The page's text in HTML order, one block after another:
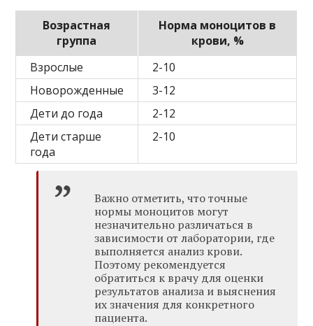
Возрастная
группа
Норма моноцитов в
крови, %
Взрослые
2-10
Новорожденные
3-12
Дети до года
2-12
Дети старше
года
2-10
Важно отметить, что точные
нормы моноцитов могут
незначительно различаться в
зависимости от лаборатории, где
выполняется анализ крови.
Поэтому рекомендуется
обратиться к врачу для оценки
результатов анализа и выяснения
их значения для конкретного
пациента.